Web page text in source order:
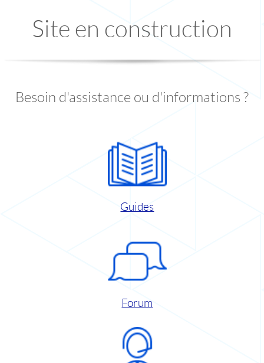
Site en construction
Besoin d'assistance ou d'informations ?
Guides
Forum